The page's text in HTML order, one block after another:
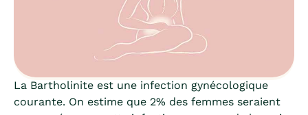
La Bartholinite est une infection gynécologique
courante. On estime que 2% des femmes seraient